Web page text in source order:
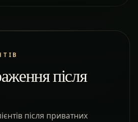
після
після приватних